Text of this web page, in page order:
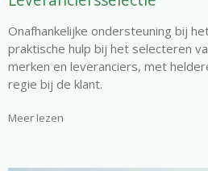
Onafhankelijke ondersteuning bij
praktische hulp bij het selecteren
merken en leveranciers, met
regie bij de klant.
Meer lezen